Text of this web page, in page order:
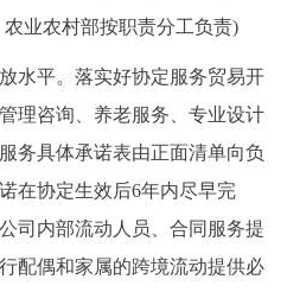
业农村部按职责分工负责)
平。落实好协定服务贸易开
理咨询、养老服务、专业设计
务具体承诺表由正面清单向负
在协定生效后6年内尽早完
司内部流动人员、合同服务提
配偶和家属的跨境流动提供必